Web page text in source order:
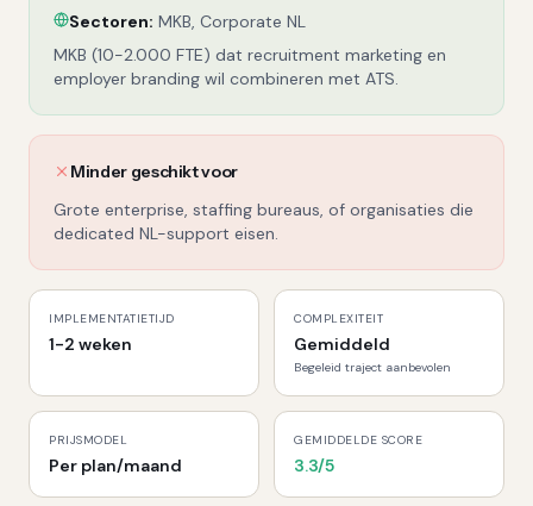
Sectoren: MKB, Corporate NL
MKB (10-2.000 FTE) dat recruitment marketing en
employer branding wil combineren met ATS.
Minder geschikt voor
Grote enterprise, staffing bureaus, of organisaties die
dedicated NL-support eisen.
IMPLEMENTATIETIJD
1-2 weken
COMPLEXITEIT
Gemiddeld
Begeleid traject aanbevolen
PRIJSMODEL
Per plan/maand
GEMIDDELDE SCORE
3.3/5